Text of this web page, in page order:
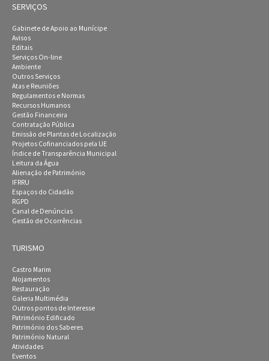
SERVIÇOS
Gabinete de Apoio ao Munícipe
Avisos
Editais
Serviços On-line
Ambiente
Outros Serviços
Atas e Reuniões
Regulamentos e Normas
Recursos Humanos
Gestão Financeira
Contratação Pública
Emissão de Plantas de Localização
Projetos Cofinanciados pela UE
Índice de Transparência Municipal
Leitura da Água
Alienação de Património
IFRRU
Espaços do Cidadão
RGPD
Canal de Denúncias
Gestão de Ocorrências
TURISMO
Castro Marim
Alojamentos
Restauração
Galeria Multimédia
Outros pontos de Interesse
Património Edificado
Património dos Saberes
Património Natural
Atividades
Eventos